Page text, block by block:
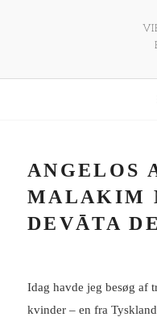
ANGELOS
MALAKIM
DEVĀTA
Idag havde jeg besøg af
kvinder – en fra